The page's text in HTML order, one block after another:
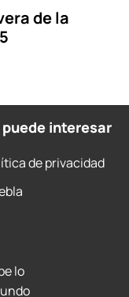
de la
puede interesar
de privacidad
lo